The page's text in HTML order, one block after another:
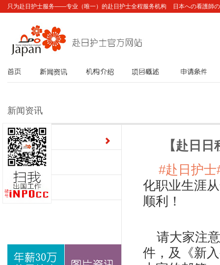
只为赴日护士服务——专业（唯一）的赴日护士全程服务机构 日本への看護師
新闻资讯
最新动态
图片资讯
公告栏
【赴日
#赴日护士
化职业生涯
顺利！
请大家注意
件，及《新